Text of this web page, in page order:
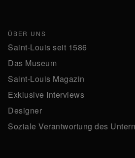
ÜBER UNS
Saint-Louis seit 1586
Das Museum
Saint-Louis Magazin
Exklusive Interviews
Designer
Soziale Verantwortung des